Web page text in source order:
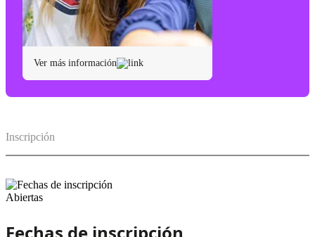
Ver más información
Inscripción
Abiertas